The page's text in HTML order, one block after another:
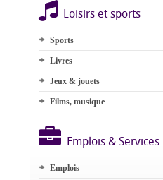
Loisirs et sports
Sports
Livres
Jeux & jouets
Films, musique
Emplois & Services
Emplois